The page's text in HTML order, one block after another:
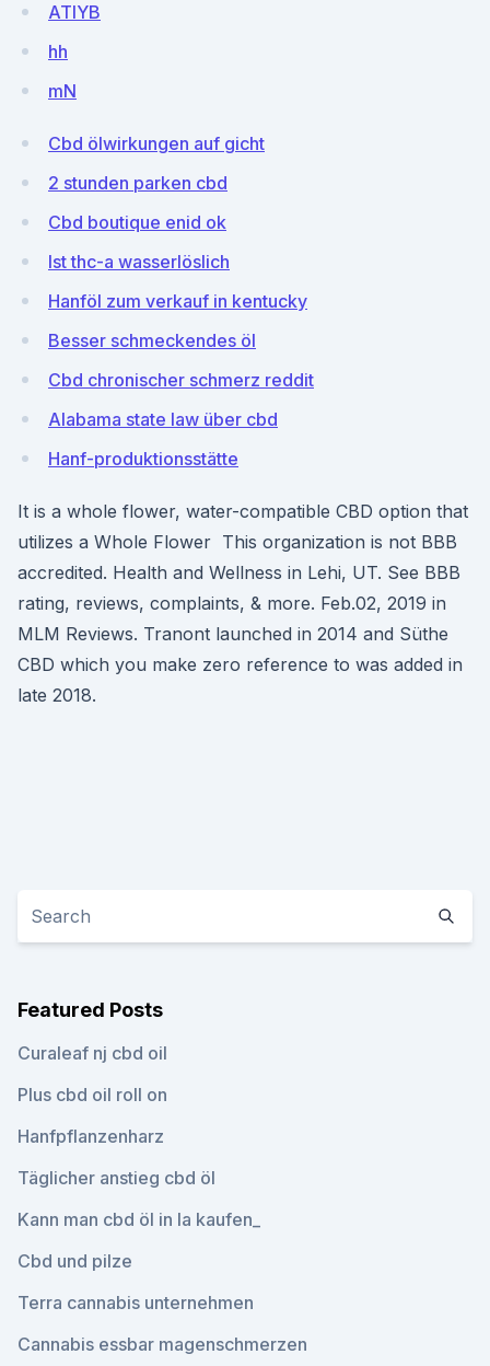
ATlYB
hh
mN
Cbd ölwirkungen auf gicht
2 stunden parken cbd
Cbd boutique enid ok
Ist thc-a wasserlöslich
Hanföl zum verkauf in kentucky
Besser schmeckendes öl
Cbd chronischer schmerz reddit
Alabama state law über cbd
Hanf-produktionsstätte
It is a whole flower, water-compatible CBD option that
utilizes a Whole Flower This organization is not BBB
accredited. Health and Wellness in Lehi, UT. See BBB
rating, reviews, complaints, & more. Feb.02, 2019 in
MLM Reviews. Tranont launched in 2014 and Süthe
CBD which you make zero reference to was added in
late 2018.
Featured Posts
Curaleaf nj cbd oil
Plus cbd oil roll on
Hanfpflanzenharz
Täglicher anstieg cbd öl
Kann man cbd öl in la kaufen_
Cbd und pilze
Terra cannabis unternehmen
Cannabis essbar magenschmerzen